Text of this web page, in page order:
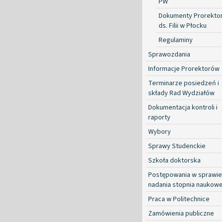
Dokumenty
ds. Filii w Płocku
Regulaminy
Sprawozdania
Informacje Prorektorów
Terminarze posiedzeń i
składy Rad Wydziałów
Dokumentacja kontroli i
raporty
Wybory
Sprawy Studenckie
Szkoła doktorska
Postępowania w sprawie
nadania stopnia
Praca w Politechnice
Zamówienia publiczne